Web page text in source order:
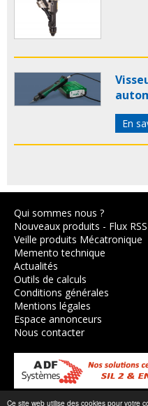
Ce site web utilise des cookies pour votre
En
Qui sommes nous ?
Nouveaux produits - Flux RSS
Veille produits Mécatronique
Memento technique
Actualités
Outils de calculs
Conditions générales
Mentions légales
Espace annonceurs
Nous contacter